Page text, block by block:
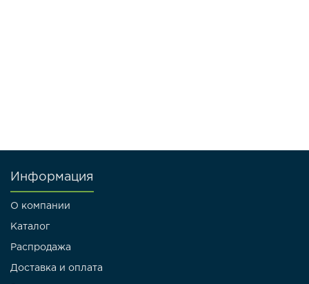
Информация
О компании
Каталог
Распродажа
Доставка и оплата